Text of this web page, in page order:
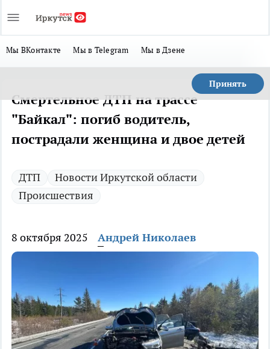
Мы ВКонтакте Мы в Telegram Мы в Дзене
Принять
Смертельное ДТП на трассе
"Байкал": погиб водитель,
пострадали женщина и двое детей
ДТП
Новости Иркутской области
Происшествия
8 октября 2025 Андрей Николаев